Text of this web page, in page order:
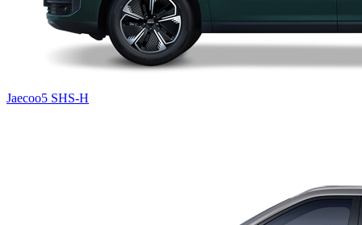
Jaecoo5 SHS-H